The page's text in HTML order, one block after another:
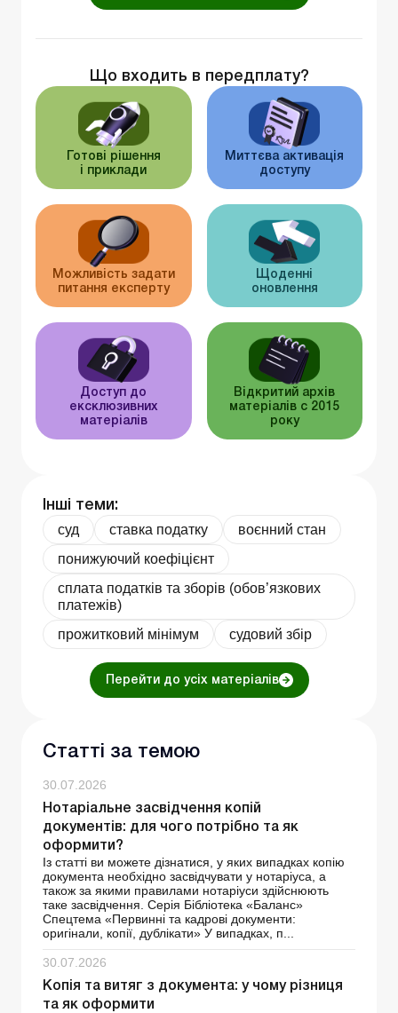
Що входить в передплату?
Готові рішення
і приклади
Миттєва активація
доступу
Можливість задати
питання експерту
Щоденні
оновлення
Доступ до
ексклюзивних
матеріалів
Відкритий архів
матеріалів c 2015
року
Інші теми:
суд ставка податку
воєнний стан
понижуючий коефіцієнт
сплата податків та зборів (обов’язкових
платежів)
прожитковий мінімум
судовий збір
Перейти до усіх матеріалів
Статті за темою
30.07.2026
Нотаріальне засвідчення копій
документів: для чого потрібно та як
оформити?
Із статті ви можете дізнатися, у яких випадках копію
документа необхідно засвідчувати у нотаріуса, а
також за якими правилами нотаріуси здійснюють
таке засвідчення. Серія Бібліотека «Баланс»
Спецтема «Первинні та кадрові документи:
оригінали, копії, дублікати» У випадках, п...
30.07.2026
Копія та витяг з документа: у чому різниця
та як оформити